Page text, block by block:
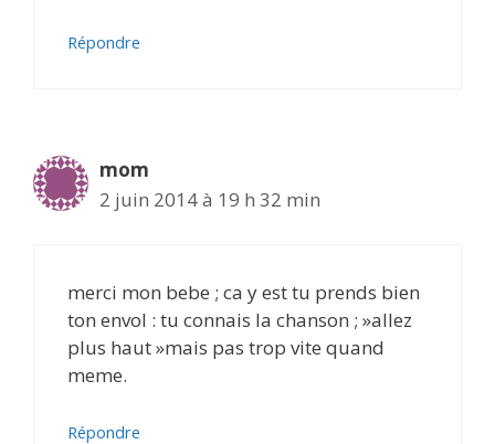
Répondre
mom
2 juin 2014 à 19 h 32 min
merci mon bebe ; ca y est tu prends bien
ton envol : tu connais la chanson ; »allez
plus haut »mais pas trop vite quand
meme.
Répondre